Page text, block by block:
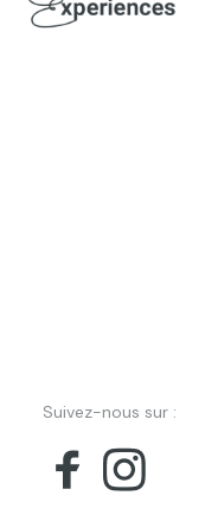
Suivez-nous sur :